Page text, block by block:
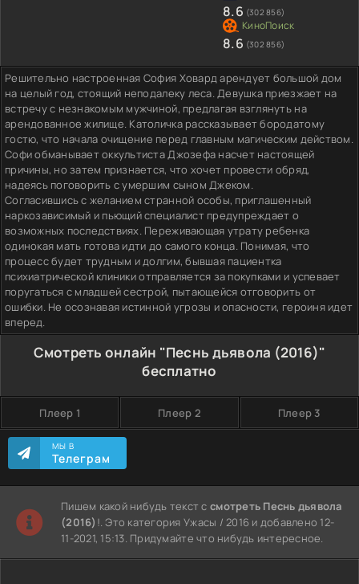
8.6 (302 856)
8.6 (302 856)
Решительно настроенная София Ховард арендует большой дом
на целый год, стоящий неподалеку леса. Девушка приезжает на
встречу с незнакомым мужчиной, предлагая взглянуть на
арендованное жилище. Католичка рассказывает бородатому
гостю, что начала очищение перед главным магическим действом.
Софи обманывает оккультиста Джозефа насчет настоящей
причины, но затем признается, что хочет провести обряд,
надеясь поговорить с умершим сыном Джеком.
Согласившись с желанием странной особы, приглашенный
наркозависимый и пьющий специалист предупреждает о
возможных последствиях. Переживающая утрату ребенка
одинокая мать готова идти до самого конца. Понимая, что
процесс будет трудным и долгим, бывшая пациентка
психиатрической клиники отправляется за покупками и успевает
поругаться с младшей сестрой, пытающейся отговорить от
ошибки. Не осознавая истинной угрозы и опасности, героиня идет
вперед.
Смотреть онлайн "Песнь дьявола (2016)"
бесплатно
Плеер 1 Плеер 2 Плеер 3
МЫ В
Телеграм
Пишем какой нибудь текст ссмотреть Песнь дьявола
(2016) !. Это категория Ужасы / 2016 и добавлено 12-
11-2021, 15:13. Придумайте что нибудь интересное.